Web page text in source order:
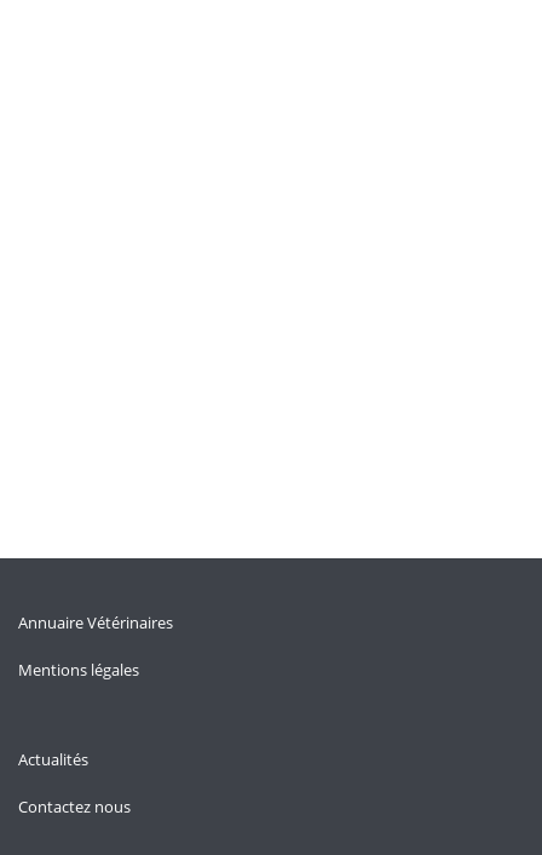
Annuaire Vétérinaires
Mentions légales
Actualités
Contactez nous